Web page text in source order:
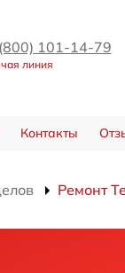
101-14-79
линия
Контакты
Ремонт